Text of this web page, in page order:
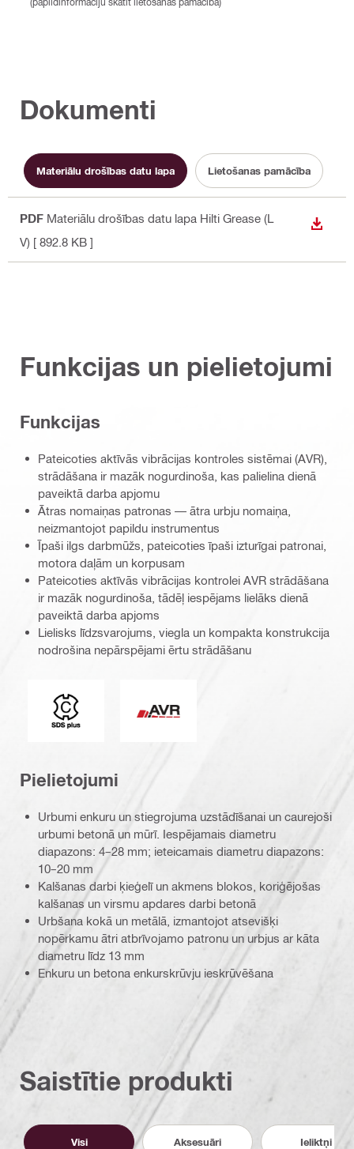
Dokumenti
Materiālu drošības datu lapa Lietošanas pamācība
PDF Materiālu drošības datu lapa Hilti Grease (L
V) [ 892.8 KB ]
Funkcijas un pielietojumi
Funkcijas
Pateicoties aktīvās vibrācijas kontroles sistēmai (AVR),
strādāšana ir mazāk nogurdinoša, kas palielina dienā
paveiktā darba apjomu
Ātras nomaiņas patronas — ātra urbju nomaiņa,
neizmantojot papildu instrumentus
Īpaši ilgs darbmūžs, pateicoties īpaši izturīgai patronai,
motora daļām un korpusam
Pateicoties aktīvās vibrācijas kontrolei AVR strādāšana
ir mazāk nogurdinoša, tādēļ iespējams lielāks dienā
paveiktā darba apjoms
Lielisks līdzsvarojums, viegla un kompakta konstrukcija
nodrošina nepārspējami ērtu strādāšanu
Savienojuma gals
Pielietojumi
Urbumi enkuru un stiegrojuma uzstādīšanai un caurejoši
urbumi betonā un mūrī. Iespējamais diametru
diapazons: 4–28 mm; ieteicamais diametru diapazons:
10–20 mm
Kalšanas darbi ķieģelī un akmens blokos, koriģējošas
kalšanas un virsmu apdares darbi betonā
Urbšana kokā un metālā, izmantojot atsevišķi
nopērkamu ātri atbrīvojamo patronu un urbjus ar kāta
diametru līdz 13 mm
Enkuru un betona enkurskrūvju ieskrūvēšana
Saistītie produkti
Visi Aksesuāri Ieliktņi